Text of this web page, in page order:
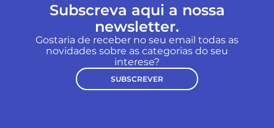
Subscreva aqui a nossa
newsletter.
Gostaria de receber no seu email todas as
novidades sobre as categorias do seu
interese?
SUBSCREVER